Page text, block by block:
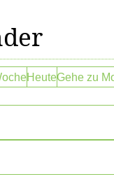
HeuteGehe zu